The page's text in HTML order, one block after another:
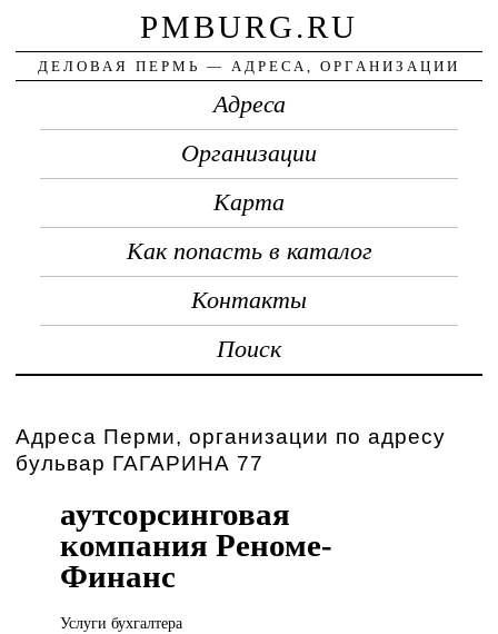
PMBURG.RU
ДЕЛОВАЯ ПЕРМЬ — АДРЕСА, ОРГАНИЗАЦИИ
Адреса
Организации
Карта
Как попасть в каталог
Контакты
Поиск
Адреса Перми, организации по адресу
бульвар ГАГАРИНА 77
аутсорсинговая
компания Реноме-
Финанс
Услуги бухгалтера